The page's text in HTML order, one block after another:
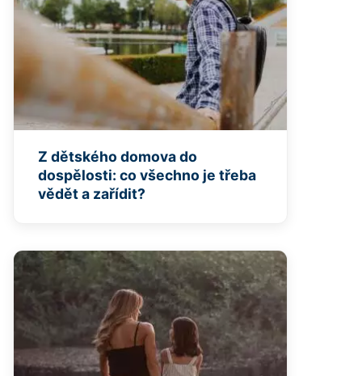
Z dětského domova do
dospělosti: co všechno je třeba
vědět a zařídit?